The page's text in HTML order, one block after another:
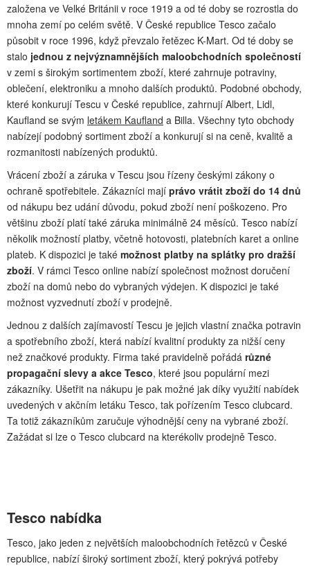
založena ve Velké Británii v roce 1919 a od té doby se rozrostla do
mnoha zemí po celém světě. V České republice Tesco začalo
působit v roce 1996, když převzalo řetězec K-Mart. Od té doby se
stalo jednou z nejvýznamnějších maloobchodních společností
v zemi s širokým sortimentem zboží, které zahrnuje potraviny,
oblečení, elektroniku a mnoho dalších produktů. Podobné obchody,
které konkurují Tescu v České republice, zahrnují Albert, Lidl,
Kaufland se svým letákem Kaufland a Billa. Všechny tyto obchody
nabízejí podobný sortiment zboží a konkurují si na ceně, kvalitě a
rozmanitosti nabízených produktů.
Vrácení zboží a záruka v Tescu jsou řízeny českými zákony o
ochraně spotřebitele. Zákazníci mají právo vrátit zboží do 14 dnů
od nákupu bez udání důvodu, pokud zboží není poškozeno. Pro
většinu zboží platí také záruka minimálně 24 měsíců. Tesco nabízí
několik možností platby, včetně hotovosti, platebních karet a online
plateb. K dispozici je také možnost platby na splátky pro dražší
zboží. V rámci Tesco online nabízí společnost možnost doručení
zboží na domů nebo do vybraných výdejen. K dispozici je také
možnost vyzvednutí zboží v prodejně.
Jednou z dalších zajímavostí Tescu je jejich vlastní značka potravin
a spotřebního zboží, která nabízí kvalitní produkty za nižší ceny
než značkové produkty. Firma také pravidelně pořádá různé
propagační slevy a akce Tesco, které jsou populární mezi
zákazníky. Ušetřit na nákupu je pak možné jak díky využití nabídek
uvedených v akčním letáku Tesco, tak pořízením Tesco clubcard.
Ta totiž zákazníkům zaručuje výhodnější ceny na vybrané zboží.
Zažádat si lze o Tesco clubcard na kterékoliv prodejně Tesco.
Tesco nabídka
Tesco, jako jeden z největších maloobchodních řetězců v České
republice, nabízí široký sortiment zboží, který pokrývá potřeby